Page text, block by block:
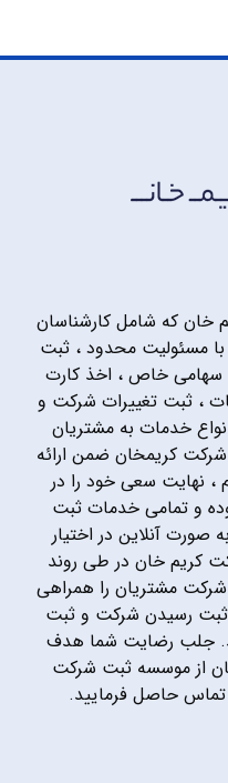
که شامل کارشناسان
مسئولیت محدود ، ثبت
خاص ، اخذ کارت
، ثبت تغییرات شرکت و
خدمات به مشتریان
کریمخان ضمن ارائه
، نهایت سعی خود را در
و تمامی خدمات ثبت
صورت آنلاین در اختیار
کریم خان در طی روند
شرکت مشتریان را همراهی
ثبت رسیدن شرکت و ثبت
جلب رضایت شما هدف
از موسسه ثبت شرکت